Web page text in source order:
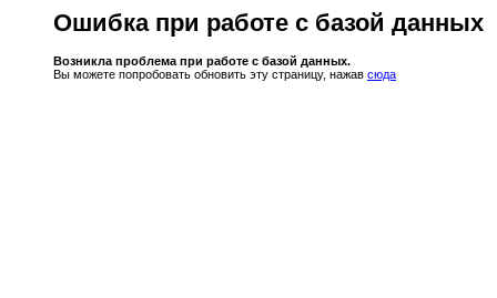
Ошибка при работе с базой данных
Возникла проблема при работе с базой данных.
Вы можете попробовать обновить эту страницу, нажав сюда